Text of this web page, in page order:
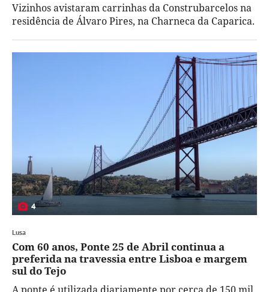
Vizinhos avistaram carrinhas da Construbarcelos na
residência de Álvaro Pires, na Charneca da Caparica.
4
Lusa
Com 60 anos, Ponte 25 de Abril continua a
preferida na travessia entre Lisboa e margem
sul do Tejo